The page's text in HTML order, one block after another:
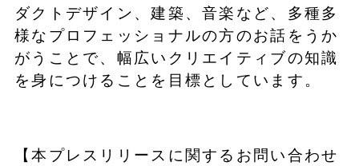
ダクトデザイン、建築、音楽など、多種多
様なプロフェッショナルの方のお話をうか
がうことで、幅広いクリエイティブの知識
を身につけることを目標としています。
【本プレスリリースに関するお問い合わせ